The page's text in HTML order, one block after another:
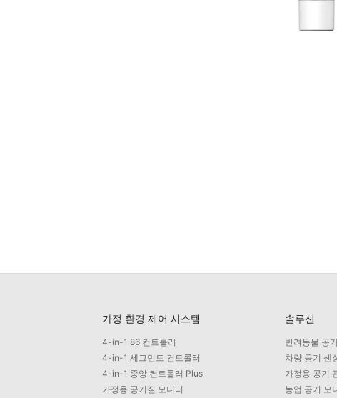
가정 환경 제어 시스템
4-in-1 86 컨트롤러
4-in-1 세그먼트 컨트롤러
4-in-1 중앙 컨트롤러 Plus
가정용 공기질 모니터
솔루션
반려동물 공
차량 공기 센
가정용 공기
농업 공기 모